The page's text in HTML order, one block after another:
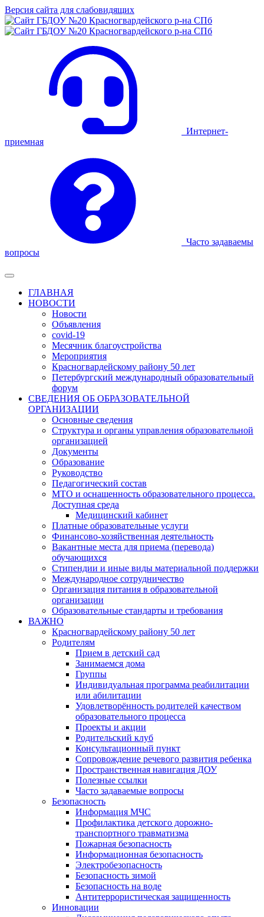
Версия сайта для слабовидящих
Интернет-
приемная
Часто задаваемы
вопросы
ГЛАВНАЯ
НОВОСТИ
Новости
Объявления
covid-19
Месячник благоустройства
Мероприятия
Красногвардейскому району 50 лет
Петербургский международный образовательный
форум
СВЕДЕНИЯ ОБ ОБРАЗОВАТЕЛЬНОЙ
ОРГАНИЗАЦИИ
Основные сведения
Структура и органы управления образовательной
организацией
Документы
Образование
Руководство
Педагогический состав
МТО и оснащенность образовательного процесса.
Доступная среда
Медицинский кабинет
Платные образовательные услуги
Финансово-хозяйственная деятельность
Вакантные места для приема (перевода)
обучающихся
Стипендии и иные виды материальной поддержки
Международное сотрудничество
Организация питания в образовательной
организации
Образовательные стандарты и требования
ВАЖНО
Красногвардейскому району 50 лет
Родителям
Прием в детский сад
Занимаемся дома
Группы
Индивидуальная программа реабилитации
или абилитации
Удовлетворённость родителей качеством
образовательного процесса
Проекты и акции
Родительский клуб
Консультационный пункт
Сопровождение речевого развития ребенка
Пространственная навигация ДОУ
Полезные ссылки
Часто задаваемые вопросы
Безопасность
Информация МЧС
Профилактика детского дорожно-
транспортного травматизма
Пожарная безопасность
Информационная безопасность
Электробезопасность
Безопасность зимой
Безопасность на воде
Антитеррористическая защищенность
Инновации